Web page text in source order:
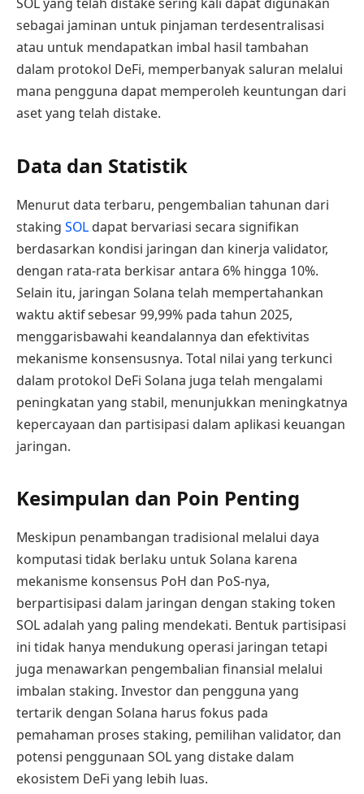
sebagai jaminan untuk pinjaman terdesentralisasi
atau untuk mendapatkan imbal hasil tambahan
dalam protokol DeFi, memperbanyak saluran melalui
mana pengguna dapat memperoleh keuntungan dari
aset yang telah distake.
Data dan Statistik
Menurut data terbaru, pengembalian tahunan dari
staking SOL dapat bervariasi secara signifikan
berdasarkan kondisi jaringan dan kinerja validator,
dengan rata-rata berkisar antara 6% hingga 10%.
Selain itu, jaringan Solana telah mempertahankan
waktu aktif sebesar 99,99% pada tahun 2025,
menggarisbawahi keandalannya dan efektivitas
mekanisme konsensusnya. Total nilai yang terkunci
dalam protokol DeFi Solana juga telah mengalami
peningkatan yang stabil, menunjukkan meningkatnya
kepercayaan dan partisipasi dalam aplikasi keuangan
jaringan.
Kesimpulan dan Poin Penting
Meskipun penambangan tradisional melalui daya
komputasi tidak berlaku untuk Solana karena
mekanisme konsensus PoH dan PoS-nya,
berpartisipasi dalam jaringan dengan staking token
SOL adalah yang paling mendekati. Bentuk partisipasi
ini tidak hanya mendukung operasi jaringan tetapi
juga menawarkan pengembalian finansial melalui
imbalan staking. Investor dan pengguna yang
tertarik dengan Solana harus fokus pada
pemahaman proses staking, pemilihan validator, dan
potensi penggunaan SOL yang distake dalam
ekosistem DeFi yang lebih luas.